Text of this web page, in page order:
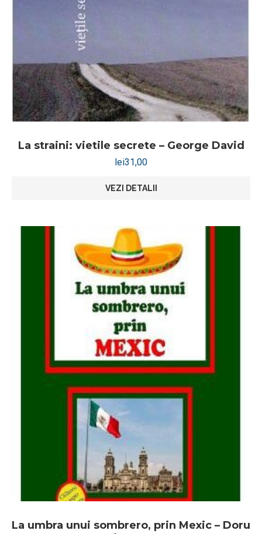
La straini: vietile secrete – George David
lei31,00
VEZI DETALII
La umbra unui sombrero, prin Mexic – Doru